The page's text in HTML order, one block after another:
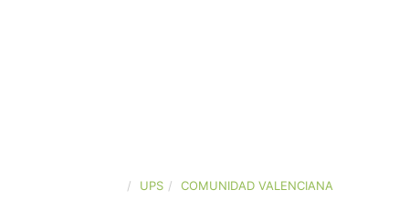
UPS COMUNIDAD VALENCIANA